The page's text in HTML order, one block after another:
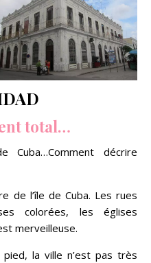
total…
décrire
de l’île de Cuba. Les rues
colorées, les églises
merveilleuse.
la ville n’est pas très